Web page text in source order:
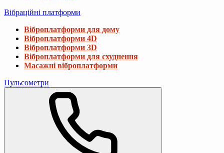
Вібраційні платформи
Віброплатформи для дому
Віброплатформи 4D
Віброплатформи 3D
Віброплатформи для схуднення
Масажні віброплатформи
Пульсометри